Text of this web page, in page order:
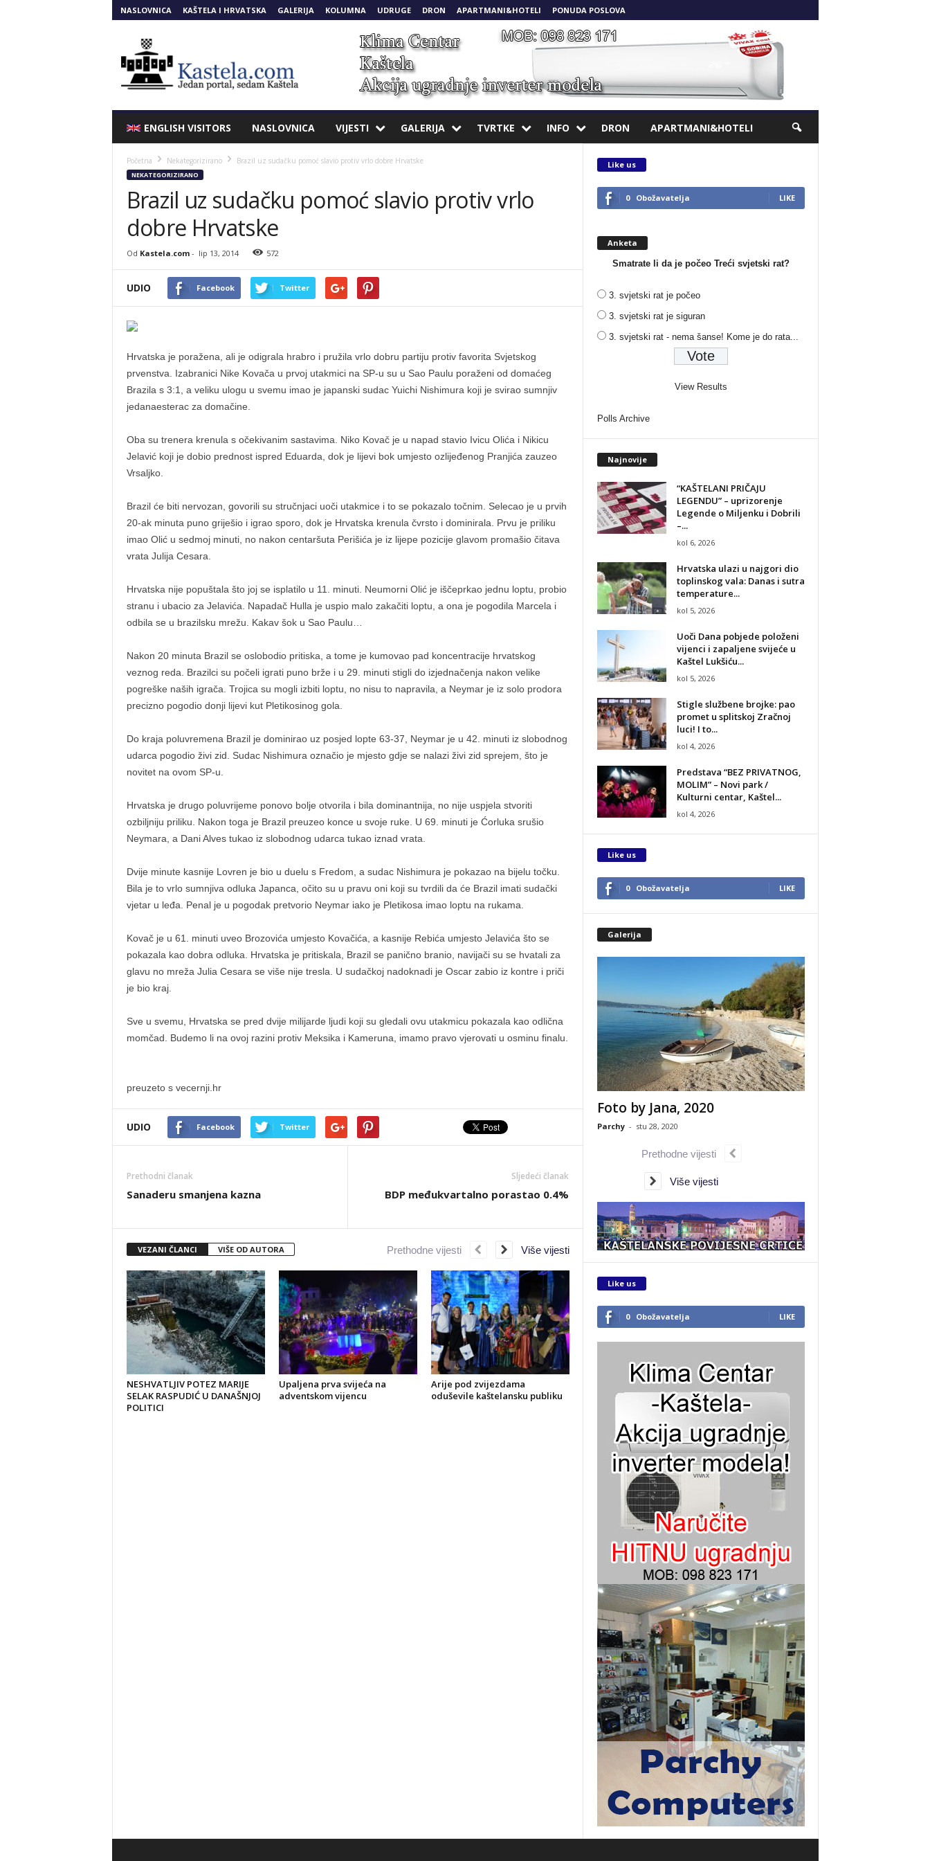
NASLOVNICA KAŠTELA I HRVATSKA GALERIJA KOLUMNA UDRUGE DRON APARTMANI&HOTELI PONUDA POSLOVA
ENGLISH VISITORS NASLOVNICA VIJESTI GALERIJA TVRTKE INFO DRON APARTMANI&HOTELI
Početna Nekategorizirano Brazil uz sudačku pomoć slavio protiv vrlo dobre Hrvatske
NEKATEGORIZIRANO
Brazil uz sudačku pomoć slavio protiv vrlo
dobre Hrvatske
Od Kastela.com- lip 13, 2014 572
UDIO Facebook Twitter
Hrvatska je poražena, ali je odigrala hrabro i pružila vrlo dobru partiju protiv favorita Svjetskog
prvenstva. Izabranici Nike Kovača u prvoj utakmici na SP-u su u Sao Paulu poraženi od domaćeg
Brazila s 3:1, a veliku ulogu u svemu imao je japanski sudac Yuichi Nishimura koji je svirao sumnjiv
jedanaesterac za domačine.
Oba su trenera krenula s očekivanim sastavima. Niko Kovač je u napad stavio Ivicu Olića i Nikicu
Jelavić koji je dobio prednost ispred Eduarda, dok je lijevi bok umjesto ozlijeđenog Pranjića zauzeo
Vrsaljko.
Brazil će biti nervozan, govorili su stručnjaci uoči utakmice i to se pokazalo točnim. Selecao je u prvih
20-ak minuta puno griješio i igrao sporo, dok je Hrvatska krenula čvrsto i dominirala. Prvu je priliku
imao Olić u sedmoj minuti, no nakon centaršuta Perišića je iz lijepe pozicije glavom promašio čitava
vrata Julija Cesara.
Hrvatska nije popuštala što joj se isplatilo u 11. minuti. Neumorni Olić je iščeprkao jednu loptu, probio
stranu i ubacio za Jelavića. Napadač Hulla je uspio malo zakačiti loptu, a ona je pogodila Marcela i
odbila se u brazilsku mrežu. Kakav šok u Sao Paulu…
Nakon 20 minuta Brazil se oslobodio pritiska, a tome je kumovao pad koncentracije hrvatskog
veznog reda. Brazilci su počeli igrati puno brže i u 29. minuti stigli do izjednačenja nakon velike
pogreške naših igrača. Trojica su mogli izbiti loptu, no nisu to napravila, a Neymar je iz solo prodora
precizno pogodio donji lijevi kut Pletikosinog gola.
Do kraja poluvremena Brazil je dominirao uz posjed lopte 63-37, Neymar je u 42. minuti iz slobodnog
udarca pogodio živi zid. Sudac Nishimura označio je mjesto gdje se nalazi živi zid sprejem, što je
novitet na ovom SP-u.
Hrvatska je drugo poluvrijeme ponovo bolje otvorila i bila dominantnija, no nije uspjela stvoriti
ozbiljniju priliku. Nakon toga je Brazil preuzeo konce u svoje ruke. U 69. minuti je Ćorluka srušio
Neymara, a Dani Alves tukao iz slobodnog udarca tukao iznad vrata.
Dvije minute kasnije Lovren je bio u duelu s Fredom, a sudac Nishimura je pokazao na bijelu točku.
Bila je to vrlo sumnjiva odluka Japanca, očito su u pravu oni koji su tvrdili da će Brazil imati sudački
vjetar u leđa. Penal je u pogodak pretvorio Neymar iako je Pletikosa imao loptu na rukama.
Kovač je u 61. minuti uveo Brozovića umjesto Kovačića, a kasnije Rebića umjesto Jelavića što se
pokazala kao dobra odluka. Hrvatska je pritiskala, Brazil se panično branio, navijači su se hvatali za
glavu no mreža Julia Cesara se više nije tresla. U sudačkoj nadoknadi je Oscar zabio iz kontre i priči
je bio kraj.
Sve u svemu, Hrvatska se pred dvije milijarde ljudi koji su gledali ovu utakmicu pokazala kao odlična
momčad. Budemo li na ovoj razini protiv Meksika i Kameruna, imamo pravo vjerovati u osminu finalu.
preuzeto s vecernji.hr
UDIO Facebook Twitter
Prethodni članak
Sanaderu smanjena kazna
Sljedeći članak
BDP međukvartalno porastao 0.4%
VEZANI ČLANCI VIŠE OD AUTORA
NESHVATLJIV POTEZ MARIJE
SELAK RASPUDIĆ U DANAŠNJOJ
POLITICI
Upaljena prva svijeća na
adventskom vijencu
Arije pod zvijezdama
oduševile kaštelansku publiku
Prethodne vijesti Više vijesti
Like us
0 Obožavatelja LIKE
Anketa
Smatrate li da je počeo Treći svjetski rat?
3. svjetski rat je počeo
3. svjetski rat je siguran
3. svjetski rat - nema šanse! Kome je do rata...
View Results
Polls Archive
Najnovije
“KAŠTELANI PRIČAJU
LEGENDU” – uprizorenje
Legende o Miljenku i Dobrili
–...
kol 6, 2026
Hrvatska ulazi u najgori dio
toplinskog vala: Danas i sutra
temperature...
kol 5, 2026
Uoči Dana pobjede položeni
vijenci i zapaljene svijeće u
Kaštel Lukšiću...
kol 5, 2026
Stigle službene brojke: pao
promet u splitskoj Zračnoj
luci! I to...
kol 4, 2026
Predstava “BEZ PRIVATNOG,
MOLIM” – Novi park /
Kulturni centar, Kaštel...
kol 4, 2026
Like us
0 Obožavatelja LIKE
Galerija
Foto by Jana, 2020
Parchy - stu 28, 2020
Prethodne vijesti
Više vijesti
Like us
0 Obožavatelja LIKE